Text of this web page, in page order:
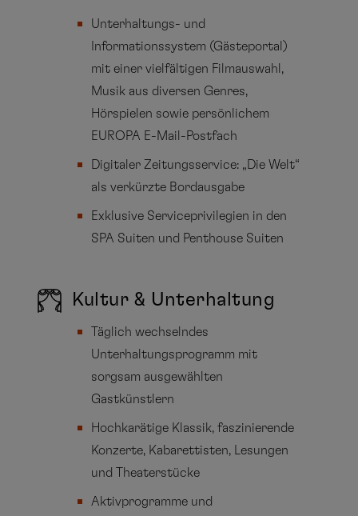
Unterhaltungs- und
Informationssystem (Gästeportal)
mit einer vielfältigen Filmauswahl,
Musik aus diversen Genres,
Hörspielen sowie persönlichem
EUROPA E-Mail-Postfach
Digitaler Zeitungsservice: „Die Welt“
als verkürzte Bordausgabe
Exklusive Serviceprivilegien in den
SPA Suiten und Penthouse Suiten
Kultur & Unterhaltung
Täglich wechselndes
Unterhaltungsprogramm mit
sorgsam ausgewählten
Gastkünstlern
Hochkarätige Klassik, faszinierende
Konzerte, Kabarettisten, Lesungen
und Theaterstücke
Aktivprogramme und